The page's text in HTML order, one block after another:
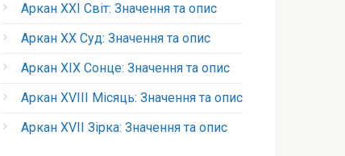
Аркан XXI Світ: Значення та опис
Аркан XX Суд: Значення та опис
Аркан XIX Сонце: Значення та опис
Аркан XVIII Місяць: Значення та опис
Аркан XVII Зірка: Значення та опис